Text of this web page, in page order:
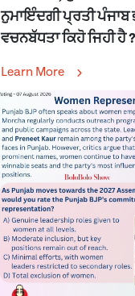
ਨੁਮਾਇੰਦਗੀ ਪ੍ਰਤੀ ਪੰਜਾਬ
ਵਚਨਬੱਧਤਾ ਕਿਹੋ ਜਿਹੀ ਹੈ ?
Learn More